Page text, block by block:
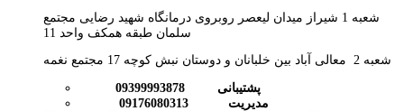
شعبه 1 شیراز میدان لیعصر روبروی درمانگاه شهید رضایی مجتمع
سلمان طبقه همکف واحد 11
شعبه 2 معالی آباد بین خلبانان و دوستان نبش کوچه 17 مجتمع نغمه
پشتیبانی 09399993878
09176080313 مدیریت